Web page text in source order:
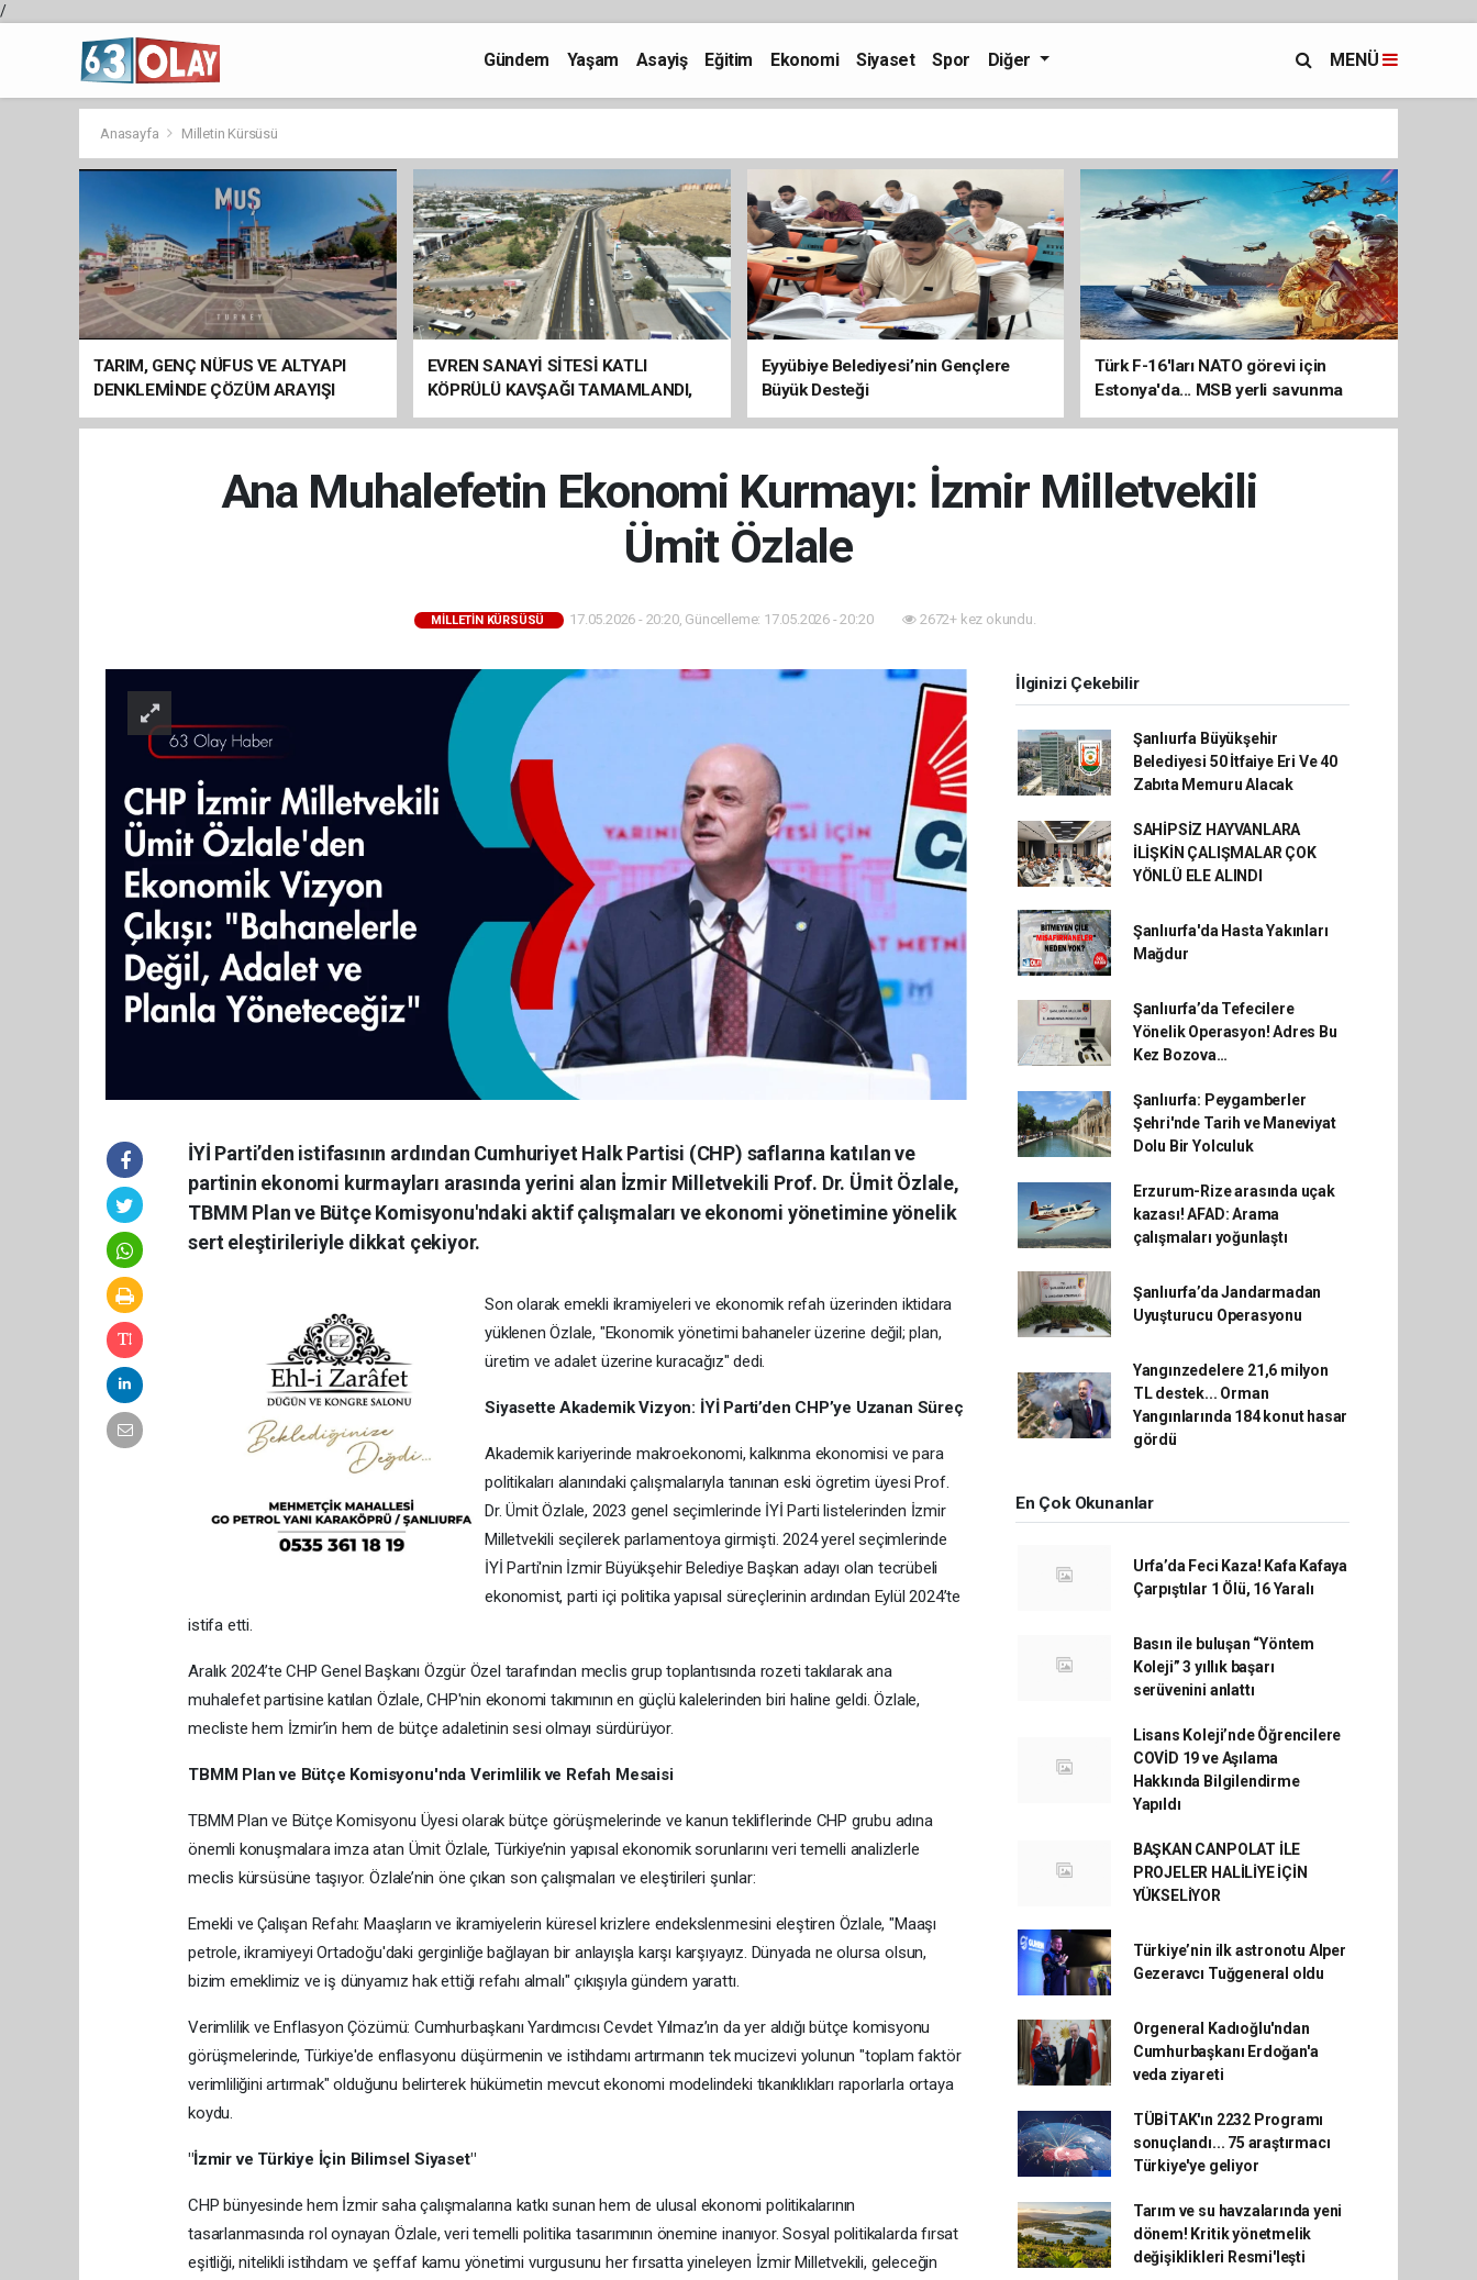
/
Gündem Yaşam Asayiş Eğitim Ekonomi Siyaset Spor Diğer MENÜ
Anasayfa Milletin Kürsüsü
TARIM, GENÇ NÜFUS VE ALTYAPI
DENKLEMİNDE ÇÖZÜM ARAYIŞI
EVREN SANAYİ SİTESİ KATLI
KÖPRÜLÜ KAVŞAĞI TAMAMLANDI,
ARAÇ GEÇİŞLERİ BAŞLADI
Eyyübiye Belediyesi’nin Gençlere
Büyük Desteği
Türk F-16'ları NATO görevi için
Estonya'da... MSB yerli savunma
sistemleriyle güçleniyor
Ana Muhalefetin Ekonomi Kurmayı: İzmir Milletvekili
Ümit Özlale
MILLETIN KÜRSÜSÜ 17.05.2026 - 20:20, Güncelleme: 17.05.2026 - 20:20 2672+ kez okundu.
İYİ Parti’den istifasının ardından Cumhuriyet Halk Partisi (CHP) saflarına katılan ve
partinin ekonomi kurmayları arasında yerini alan İzmir Milletvekili Prof. Dr. Ümit Özlale,
TBMM Plan ve Bütçe Komisyonu'ndaki aktif çalışmaları ve ekonomi yönetimine yönelik
sert eleştirileriyle dikkat çekiyor.
Son olarak emekli ikramiyeleri ve ekonomik refah üzerinden iktidara
yüklenen Özlale, "Ekonomik yönetimi bahaneler üzerine değil; plan,
üretim ve adalet üzerine kuracağız" dedi.
Siyasette Akademik Vizyon: İYİ Parti’den CHP’ye Uzanan Süreç
Akademik kariyerinde makroekonomi, kalkınma ekonomisi ve para
politikaları alanındaki çalışmalarıyla tanınan eski ögretim üyesi Prof.
Dr. Ümit Özlale, 2023 genel seçimlerinde İYİ Parti listelerinden İzmir
Milletvekili seçilerek parlamentoya girmişti. 2024 yerel seçimlerinde
İYİ Parti'nin İzmir Büyükşehir Belediye Başkan adayı olan tecrübeli
ekonomist, parti içi politika yapısal süreçlerinin ardından Eylül 2024’te
istifa etti.
Aralık 2024’te CHP Genel Başkanı Özgür Özel tarafından meclis grup toplantısında rozeti takılarak ana
muhalefet partisine katılan Özlale, CHP'nin ekonomi takımının en güçlü kalelerinden biri haline geldi. Özlale,
mecliste hem İzmir’in hem de bütçe adaletinin sesi olmayı sürdürüyor.
TBMM Plan ve Bütçe Komisyonu'nda Verimlilik ve Refah Mesaisi
TBMM Plan ve Bütçe Komisyonu Üyesi olarak bütçe görüşmelerinde ve kanun tekliflerinde CHP grubu adına
önemli konuşmalara imza atan Ümit Özlale, Türkiye’nin yapısal ekonomik sorunlarını veri temelli analizlerle
meclis kürsüsüne taşıyor. Özlale’nin öne çıkan son çalışmaları ve eleştirileri şunlar:
Emekli ve Çalışan Refahı: Maaşların ve ikramiyelerin küresel krizlere endekslenmesini eleştiren Özlale, "Maaşı
petrole, ikramiyeyi Ortadoğu'daki gerginliğe bağlayan bir anlayışla karşı karşıyayız. Dünyada ne olursa olsun,
bizim emeklimiz ve iş dünyamız hak ettiği refahı almalı" çıkışıyla gündem yarattı.
Verimlilik ve Enflasyon Çözümü: Cumhurbaşkanı Yardımcısı Cevdet Yılmaz’ın da yer aldığı bütçe komisyonu
görüşmelerinde, Türkiye'de enflasyonu düşürmenin ve istihdamı artırmanın tek mucizevi yolunun "toplam faktör
verimliliğini artırmak" olduğunu belirterek hükümetin mevcut ekonomi modelindeki tıkanıklıkları raporlarla ortaya
koydu.
"İzmir ve Türkiye İçin Bilimsel Siyaset"
CHP bünyesinde hem İzmir saha çalışmalarına katkı sunan hem de ulusal ekonomi politikalarının
tasarlanmasında rol oynayan Özlale, veri temelli politika tasarımının önemine inanıyor. Sosyal politikalarda fırsat
eşitliği, nitelikli istihdam ve şeffaf kamu yönetimi vurgusunu her fırsatta yineleyen İzmir Milletvekili, geleceğin
İlginizi Çekebilir
Şanlıurfa Büyükşehir
Belediyesi 50 İtfaiye Eri Ve 40
Zabıta Memuru Alacak
SAHİPSİZ HAYVANLARA
İLİŞKİN ÇALIŞMALAR ÇOK
YÖNLÜ ELE ALINDI
Şanlıurfa'da Hasta Yakınları
Mağdur
Şanlıurfa’da Tefecilere
Yönelik Operasyon! Adres Bu
Kez Bozova…
Şanlıurfa: Peygamberler
Şehri'nde Tarih ve Maneviyat
Dolu Bir Yolculuk
Erzurum-Rize arasında uçak
kazası! AFAD: Arama
çalışmaları yoğunlaştı
Şanlıurfa’da Jandarmadan
Uyuşturucu Operasyonu
Yangınzedelere 21,6 milyon
TL destek... Orman
Yangınlarında 184 konut hasar
gördü
En Çok Okunanlar
Urfa’da Feci Kaza! Kafa Kafaya
Çarpıştılar 1 Ölü, 16 Yaralı
Basın ile buluşan “Yöntem
Koleji” 3 yıllık başarı
serüvenini anlattı
Lisans Koleji’nde Öğrencilere
COVİD 19 ve Aşılama
Hakkında Bilgilendirme
Yapıldı
BAŞKAN CANPOLAT İLE
PROJELER HALİLİYE İÇİN
YÜKSELİYOR
Türkiye’nin ilk astronotu Alper
Gezeravcı Tuğgeneral oldu
Orgeneral Kadıoğlu'ndan
Cumhurbaşkanı Erdoğan'a
veda ziyareti
TÜBİTAK'ın 2232 Programı
sonuçlandı... 75 araştırmacı
Türkiye'ye geliyor
Tarım ve su havzalarında yeni
dönem! Kritik yönetmelik
değişiklikleri Resmi'leşti